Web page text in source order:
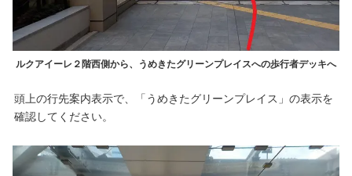
ルクアイーレ２階西側から、うめきたグリーンプレイスへの歩行者デッキへ
頭上の行先案内表示で、「うめきたグリーンプレイス」の表示を
確認してください。